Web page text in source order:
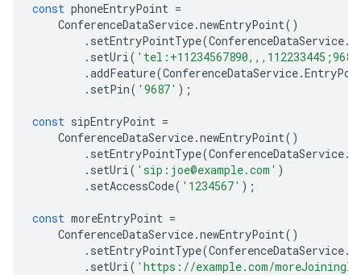
const phoneEntryPoint =
ConferenceDataService.newEntryPoint()
. setEntryPointType(ConferenceDataService.
. setUri(
.addFeature(ConferenceDataService.
. setPin( '9687' );
const sipEntryPoint =
ConferenceDataService.newEntryPoint()
. setEntryPointType(ConferenceDataService.
. setUri( 'sip:joe@example.com' )
. setAccessCode( '1234567' );
const moreEntryPoint =
ConferenceDataService.newEntryPoint()
. setEntryPointType(ConferenceDataService.
. setUri( 'https://example.com/